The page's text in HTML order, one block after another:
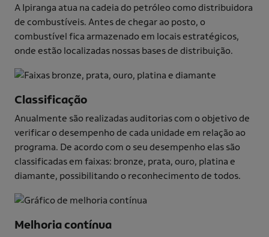
A Ipiranga atua na cadeia do petróleo como distribuidora
de combustíveis. Antes de chegar ao posto, o
combustível fica armazenado em locais estratégicos,
onde estão localizadas nossas bases de distribuição.
Classificação
Anualmente são realizadas auditorias com o objetivo de
verificar o desempenho de cada unidade em relação ao
programa. De acordo com o seu desempenho elas são
classificadas em faixas: bronze, prata, ouro, platina e
diamante, possibilitando o reconhecimento de todos.
Melhoria contínua